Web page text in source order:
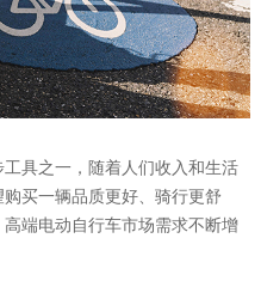
具之一，随着人们收入和生活
买一辆品质更好、骑行更舒
端电动自行车市场需求不断增